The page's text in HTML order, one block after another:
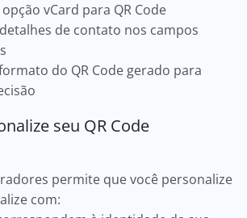
vCard para QR Code
de contato nos campos
do QR Code gerado para
seu QR Code
permite que você personalize
com: